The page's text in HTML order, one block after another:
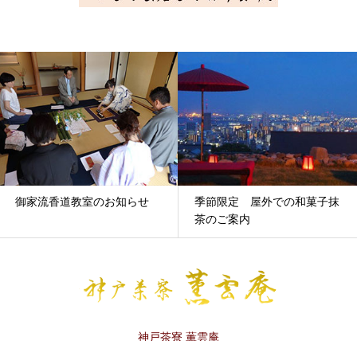
御家流香道教室のお知らせ
季節限定 屋外での和菓子抹
茶のご案内
神戸茶寮 薫雲庵